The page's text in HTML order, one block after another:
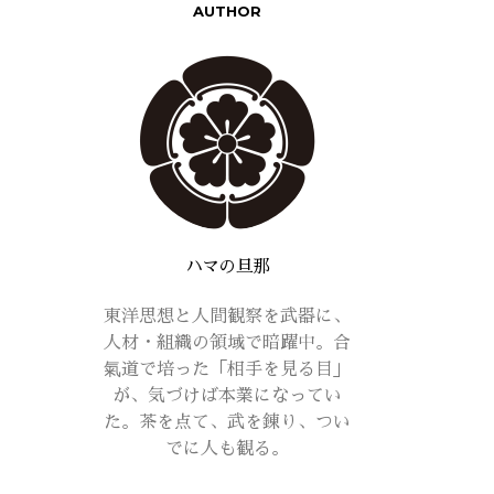
AUTHOR
ハマの旦那
東洋思想と人間観察を武器に、
人材・組織の領域で暗躍中。合
氣道で培った「相手を見る目」
が、気づけば本業になってい
た。茶を点て、武を錬り、つい
でに人も観る。